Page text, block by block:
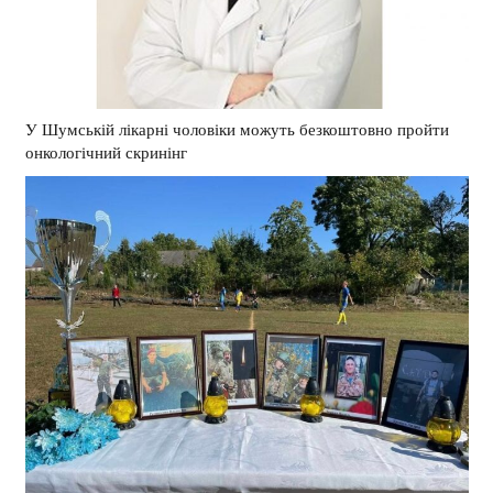
У Шумській лікарні чоловіки можуть безкоштовно пройти
онкологічний скринінг